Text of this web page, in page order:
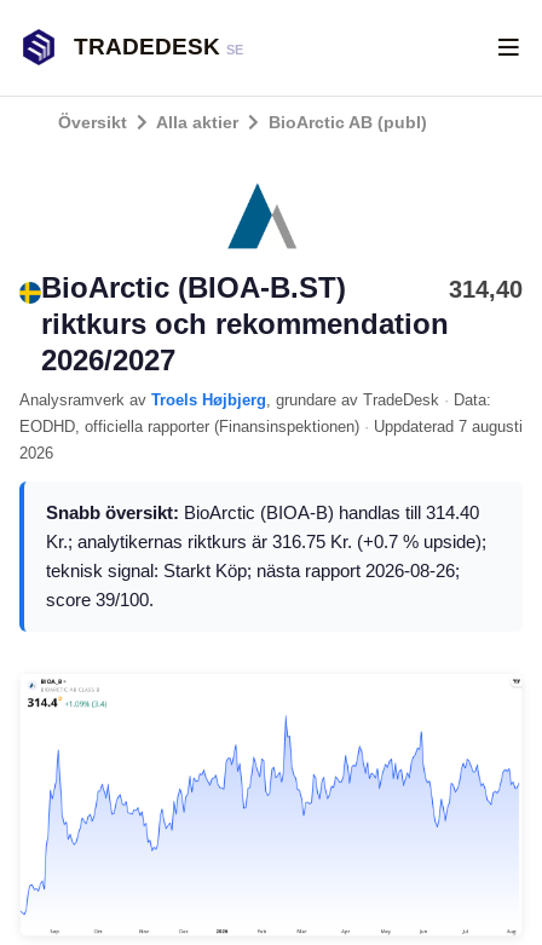
TRADEDESK SE
Översikt Alla aktier BioArctic AB (publ)
BioArctic (BIOA-B.ST)
riktkurs och rekommendation
2026/2027
314,40
Analysramverk av Troels Højbjerg, grundare av TradeDesk · Data:
EODHD, officiella rapporter (Finansinspektionen) · Uppdaterad 7 augusti
2026
Snabb översikt: BioArctic (BIOA-B) handlas till 314.40
Kr.; analytikernas riktkurs är 316.75 Kr. (+0.7 % upside);
teknisk signal: Starkt Köp; nästa rapport 2026-08-26;
score 39/100.